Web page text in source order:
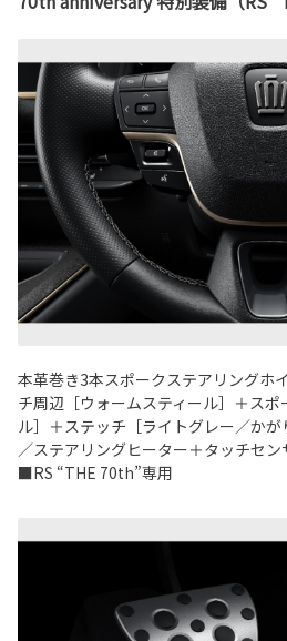
本革巻き3本スポークステアリングホ
チ周辺［ウォームスティール］＋スポ
ル］＋ステッチ［ライトグレー／か
／ステアリングヒーター＋タッチセン
■RS “THE 70th”専用